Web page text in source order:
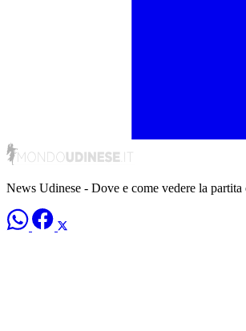
News Udinese - Dove e come vedere la